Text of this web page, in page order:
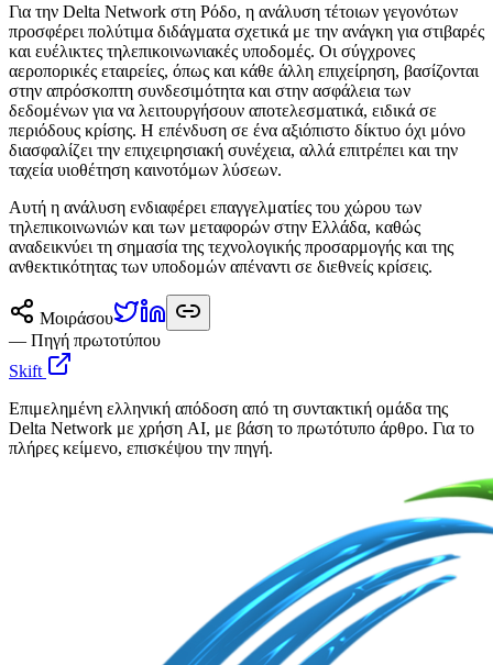
Για την Delta Network στη Ρόδο, η ανάλυση τέτοιων γεγονότων
προσφέρει πολύτιμα διδάγματα σχετικά με την ανάγκη για στιβαρές
και ευέλικτες τηλεπικοινωνιακές υποδομές. Οι σύγχρονες
αεροπορικές εταιρείες, όπως και κάθε άλλη επιχείρηση, βασίζονται
στην απρόσκοπτη συνδεσιμότητα και στην ασφάλεια των
δεδομένων για να λειτουργήσουν αποτελεσματικά, ειδικά σε
περιόδους κρίσης. Η επένδυση σε ένα αξιόπιστο δίκτυο όχι μόνο
διασφαλίζει την επιχειρησιακή συνέχεια, αλλά επιτρέπει και την
ταχεία υιοθέτηση καινοτόμων λύσεων.
Αυτή η ανάλυση ενδιαφέρει επαγγελματίες του χώρου των
τηλεπικοινωνιών και των μεταφορών στην Ελλάδα, καθώς
αναδεικνύει τη σημασία της τεχνολογικής προσαρμογής και της
ανθεκτικότητας των υποδομών απέναντι σε διεθνείς κρίσεις.
Μοιράσου
— Πηγή πρωτοτύπου
Skift
Επιμελημένη ελληνική απόδοση από τη συντακτική ομάδα της
Delta Network με χρήση AI, με βάση το πρωτότυπο άρθρο. Για το
πλήρες κείμενο, επισκέψου την πηγή.